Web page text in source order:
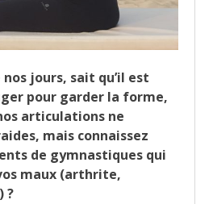
jours, sait qu’il est
pour garder la forme,
articulations ne
mais connaissez
de gymnastiques qui
maux (arthrite,
?